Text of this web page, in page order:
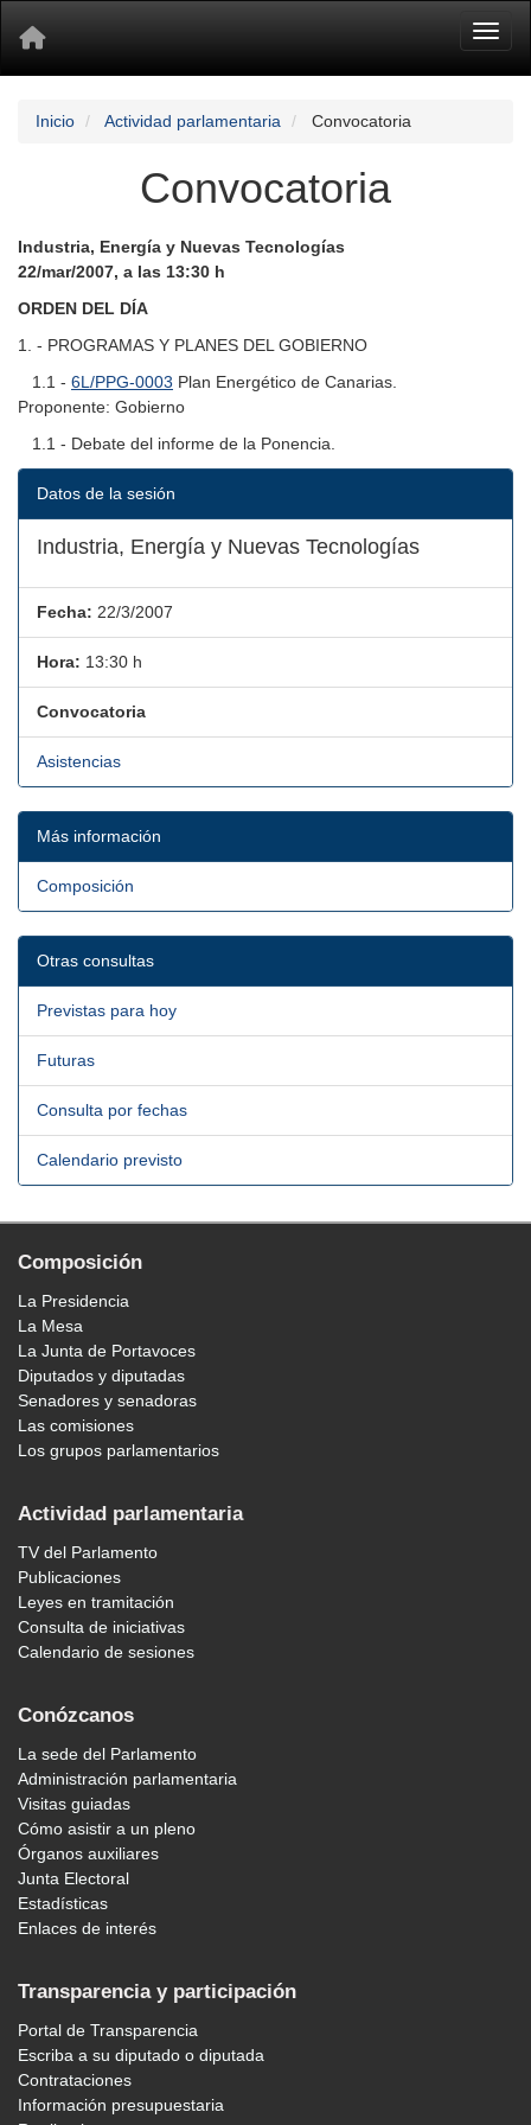
Inicio Actividad parlamentaria Convocatoria
Convocatoria
Industria, Energía y Nuevas Tecnologías
22/mar/2007, a las 13:30 h
ORDEN DEL DÍA
1. - PROGRAMAS Y PLANES DEL GOBIERNO
1.1 - 6L/PPG-0003 Plan Energético de Canarias.
Proponente: Gobierno
1.1 - Debate del informe de la Ponencia.
Datos de la sesión
Industria, Energía y Nuevas Tecnologías
Fecha: 22/3/2007
Hora: 13:30 h
Convocatoria
Asistencias
Más información
Composición
Otras consultas
Previstas para hoy
Futuras
Consulta por fechas
Calendario previsto
Composición
La Presidencia
La Mesa
La Junta de Portavoces
Diputados y diputadas
Senadores y senadoras
Las comisiones
Los grupos parlamentarios
Actividad parlamentaria
TV del Parlamento
Publicaciones
Leyes en tramitación
Consulta de iniciativas
Calendario de sesiones
Conózcanos
La sede del Parlamento
Administración parlamentaria
Visitas guiadas
Cómo asistir a un pleno
Órganos auxiliares
Junta Electoral
Estadísticas
Enlaces de interés
Transparencia y participación
Portal de Transparencia
Escriba a su diputado o diputada
Contrataciones
Información presupuestaria